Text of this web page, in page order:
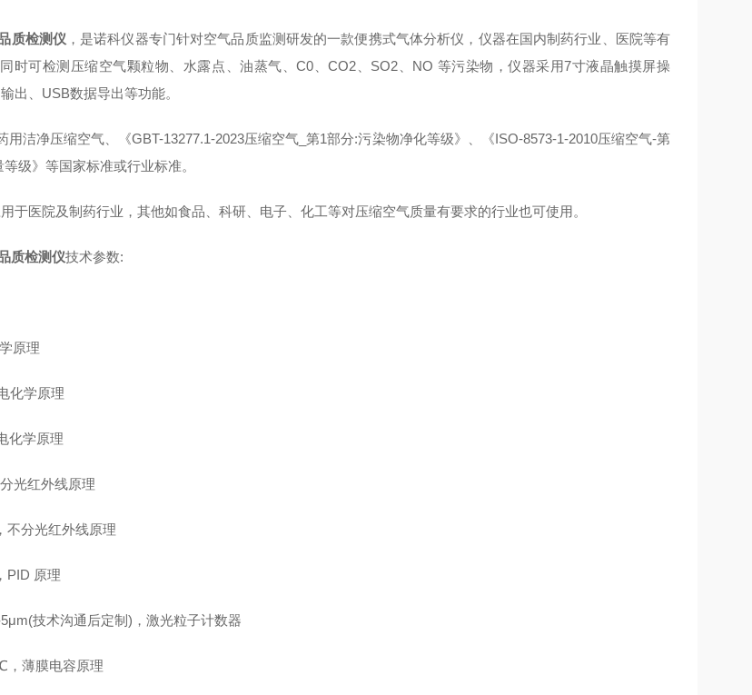
质检测仪 ，是诺科仪器专门针对空气品质监测研发的一款便携式气体分析仪，仪器在国内制药行业、医院等有
时可检测压缩空气颗粒物、水露点、油蒸气、C0、CO2、SO2、NO 等污染物，仪器采用7寸液晶触摸屏操
出、USB数据导出等功能。
用洁净压缩空气、《GBT-13277.1-2023压缩空气_第1部分:污染物净化等级》、《ISO-8573-1-2010压缩空气-第
级》等国家标准或行业标准。
于医院及制药行业，其他如食品、科研、电子、化工等对压缩空气质量有要求的行业也可使用。
质检测仪技术参数:
原理
化学原理
化学原理
光红外线原理
不分光红外线原理
PID 原理
技术沟通后定制)，激光粒子计数器
薄膜电容原理